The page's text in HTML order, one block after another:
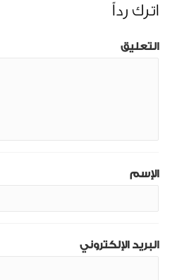
اترك رداً
التعليق
الإسم
البريد الإلكتروني